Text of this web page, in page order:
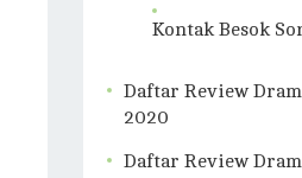
Kontak Besok
Daftar Review
2020
Daftar Review